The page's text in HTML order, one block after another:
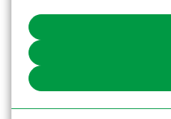
You can change your consent or